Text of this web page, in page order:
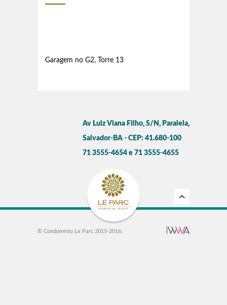
Garagem no G2, Torre 13
Av Luiz Viana Filho, S/N, Paralela,
Salvador-BA - CEP: 41.680-100
71 3555-4654 e 71 3555-4655
© Condomínio Le Parc 2015-2016.